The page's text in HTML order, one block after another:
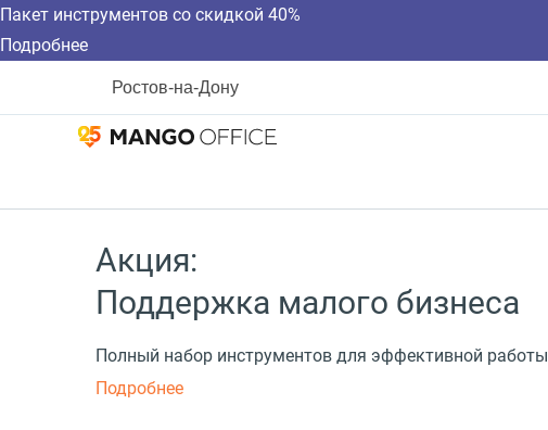
Пакет инструментов со скидкой 40%
Подробнее
Ростов-на-Дону
Акция:
Поддержка малого бизнеса
Полный набор инструментов для эффективной работы
Подробнее